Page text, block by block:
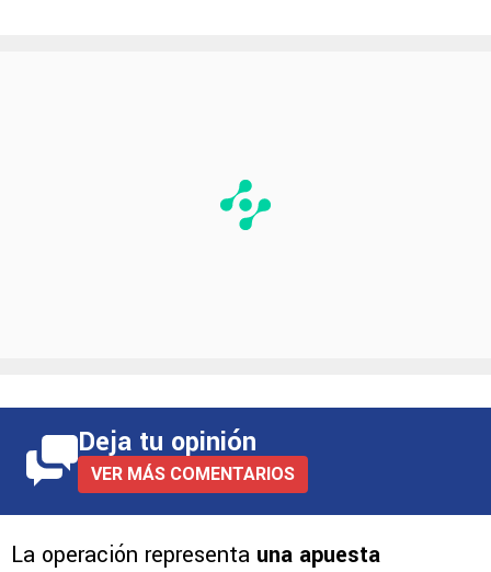
Deja tu opinión
VER MÁS COMENTARIOS
La operación representa una apuesta